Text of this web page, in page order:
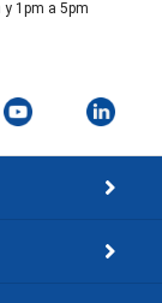
y 1pm a 5pm